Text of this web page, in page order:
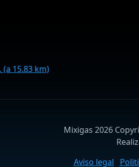
(a 15.83 km)
Mixigas 2026
Aviso legal